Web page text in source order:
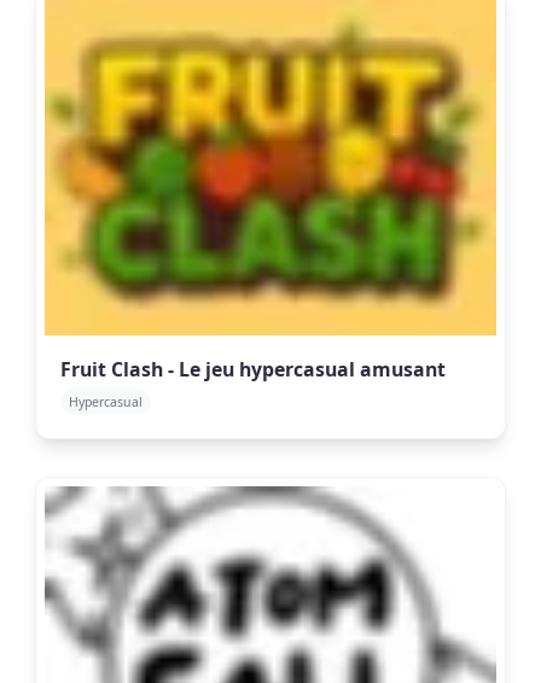
Fruit Clash - Le jeu hypercasual amusant
Hypercasual